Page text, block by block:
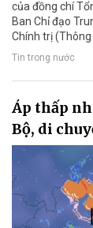
của đồng chí
Ban Chỉ đạo
Chính trị
Tin trong nước
Áp thấp
Bộ, di